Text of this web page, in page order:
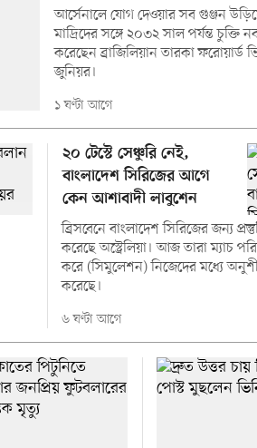
আর্সেনালে যোগ দেওয়ার সব গুঞ্জন
মাদ্রিদের সঙ্গে ২০৩২ সাল পর্যন্ত চুক্তি
করেছেন ব্রাজিলিয়ান তারকা ফরোয়ার্ড
জুনিয়র।
১ ঘণ্টা আগে
২০ টেস্টে সেঞ্চুরি নেই,
বাংলাদেশ সিরিজের আগে
কেন আশাবাদী লাবুশেন
ব্রিসবেনে বাংলাদেশ সিরিজের জন্য
করেছে অস্ট্রেলিয়া। আজ তারা ম্যাচ
করে (সিমুলেশন) নিজেদের মধ্যে
করেছে।
৬ ঘণ্টা আগে